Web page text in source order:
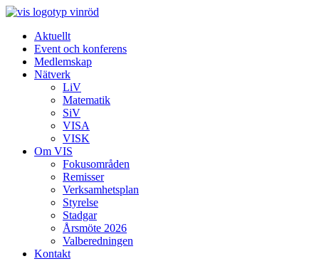
Aktuellt
Event och konferens
Medlemskap
Nätverk
LiV
Matematik
SiV
VISA
VISK
Om VIS
Fokusområden
Remisser
Verksamhetsplan
Styrelse
Stadgar
Årsmöte 2026
Valberedningen
Kontakt